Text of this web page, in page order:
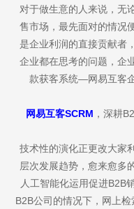
对于做生意的人来说，无
售市场，最先面对的情况
是企业利润的直接贡献者
企业都在思考的问题，企
款获客系统—网易互客
网易互客SCRM ，深耕
技术性的演化正更改大家
层次发展趋势，愈来愈多
人工智能化运用促进B2B
B2B公司的情况下，网上